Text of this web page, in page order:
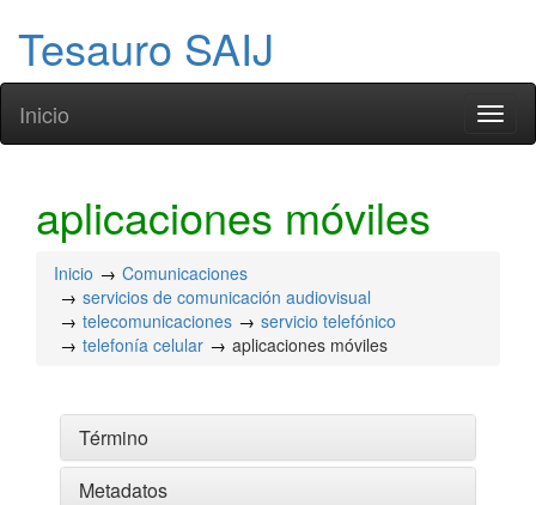
Tesauro SAIJ
Inicio
aplicaciones móviles
Inicio
Comunicaciones
servicios de comunicación audiovisual
telecomunicaciones
servicio telefónico
telefonía celular
aplicaciones móviles
Término
Metadatos